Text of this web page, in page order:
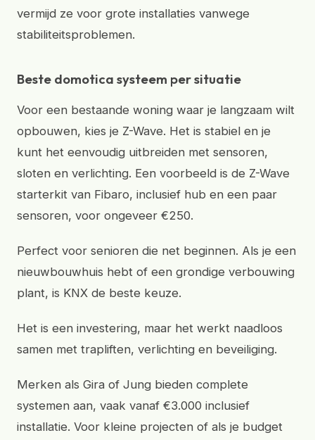
vermijd ze voor grote installaties vanwege
stabiliteitsproblemen.
Beste domotica systeem per situatie
Voor een bestaande woning waar je langzaam wilt
opbouwen, kies je Z-Wave. Het is stabiel en je
kunt het eenvoudig uitbreiden met sensoren,
sloten en verlichting. Een voorbeeld is de Z-Wave
starterkit van Fibaro, inclusief hub en een paar
sensoren, voor ongeveer €250.
Perfect voor senioren die net beginnen. Als je een
nieuwbouwhuis hebt of een grondige verbouwing
plant, is KNX de beste keuze.
Het is een investering, maar het werkt naadloos
samen met trapliften, verlichting en beveiliging.
Merken als Gira of Jung bieden complete
systemen aan, vaak vanaf €3.000 inclusief
installatie. Voor kleine projecten of als je budget